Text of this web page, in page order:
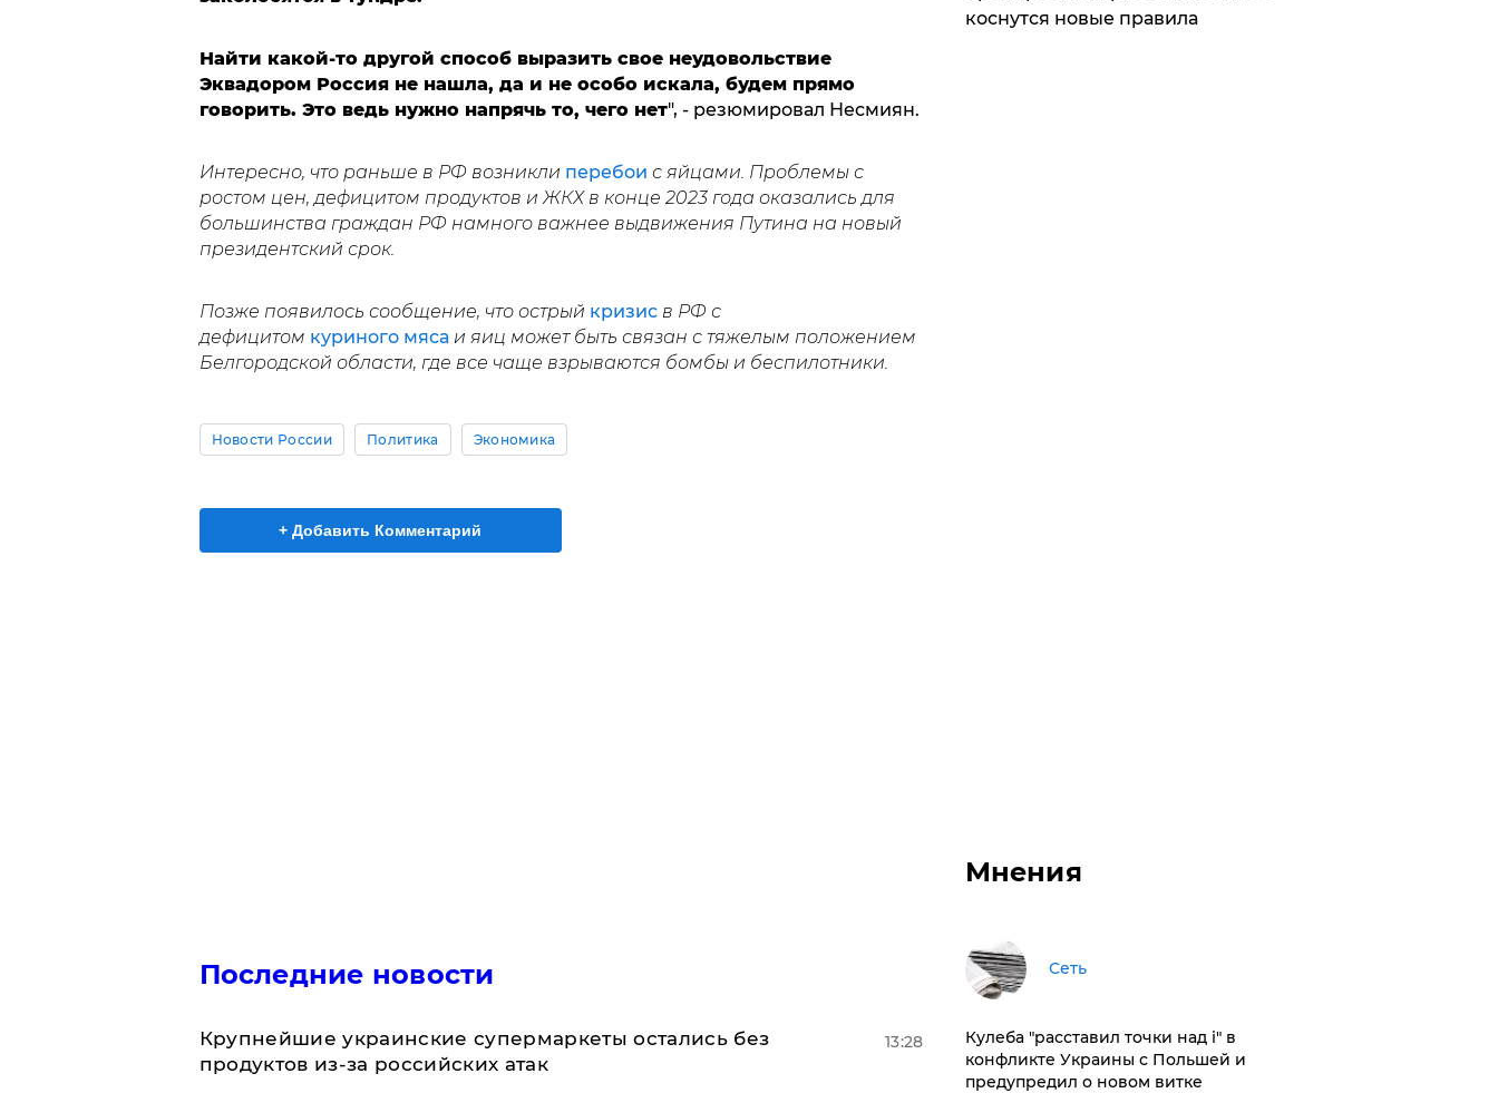
Найти какой-то другой способ выразить свое неудовольствие
Эквадором Россия не нашла, да и не особо искала, будем прямо
говорить. Это ведь нужно напрячь то, чего нет", - резюмировал Несмиян.
Интересно, что раньше в РФ возникли перебои с яйцами. Проблемы с
ростом цен, дефицитом продуктов и ЖКХ в конце 2023 года оказались для
большинства граждан РФ намного важнее выдвижения Путина на новый
президентский срок.
Позже появилось сообщение, что острый кризис в РФ с
дефицитом куриного мясаи яиц может быть связан с тяжелым положением
Белгородской области, где все чаще взрываются бомбы и беспилотники.
Новости России Политика Экономика
+ Добавить Комментарий
Последние новости
Крупнейшие украинские супермаркеты остались без
продуктов из-за российских атак
13:28
коснутся новые правила
Мнения
Сеть
Кулеба "расставил точки над і" в
конфликте Украины с Польшей и
предупредил о новом витке